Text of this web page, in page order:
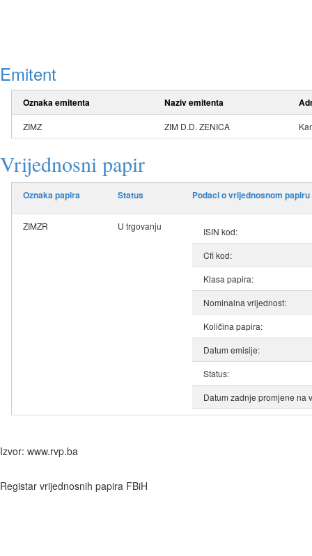
Emitent
Oznaka emitenta Naziv emitenta
ZIMZ ZIM D.D. ZENICA
Vrijednosni papir
Oznaka papira Status Podaci o vrijednosnom papiru
ZIMZR U trgovanju
ISIN kod:
Cfi kod:
Klasa papira:
Nominalna vrijednost:
Količina papira:
Datum emisije:
Status:
Datum zadnje promjene na
Izvor: www.rvp.ba
Registar vrijednosnih papira FBiH